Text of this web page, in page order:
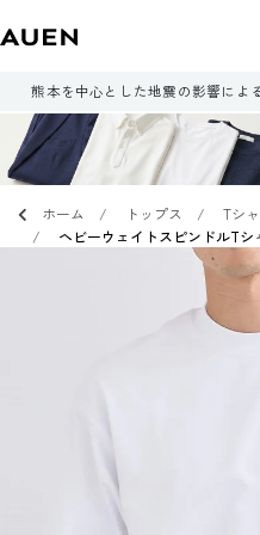
熊本を中心とした地震の影響によ
ホーム トップス Tシ
ヘビーウェイトスピンドルTシ